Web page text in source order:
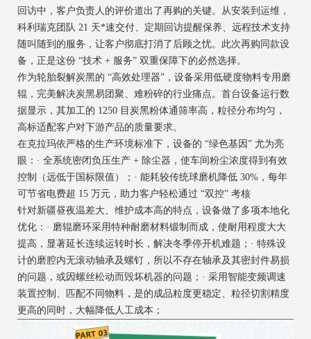
回访中，客户负责人的评价道出了再购的关键。从安装到运维，
科利瑞克团队 21 天*速交付、定期回访提醒保养、远程技术支持
随叫随到的服务，让客户彻底打消了后顾之忧。此次再购同款设
备，正是这份 “技术 + 服务” 双重保障下的必然选择。
作为轮胎裂解炭黑的 “高效处理器”，设备采用低硬度物料专用磨
辊，完美解决炭黑易团聚、难粉碎的行业痛点。首台设备运行数
据显示，其加工的 1250 目炭黑粉体通筛率高，粒径分布均匀，
高标适配客户对下游产品的质量要求。
在克拉玛依严格的生产环境标准下，设备的 “绿色基因” 尤为亮
眼：· 全系统密闭负压生产 + 除尘器，使车间粉尘浓度得到有效
控制（远低于国标限值）；· 能耗较传统球磨机降低 30%，每年
可节省电费超 15 万元，助力客户轻松通过 “双控” 考核
针对新疆昼夜温差大、维护成本高的特点，设备做了多项本地化
优化：· 磨辊磨环采用特种耐磨材料锻制而成，使耐用程度大大
提高，显著延长连续运转时长，解决冬季停开机难题；· 特殊设
计的磨腔内无滚动轴承及螺钉，所以不存在轴承及其密封件易损
的问题，或因螺丝松动而毁坏机器的问题；· 采用智能变频调速
装置控制、匹配不同物料，是的成品粒度更稳定、粒径切割精度
更高的同时，大幅降低人工成本；